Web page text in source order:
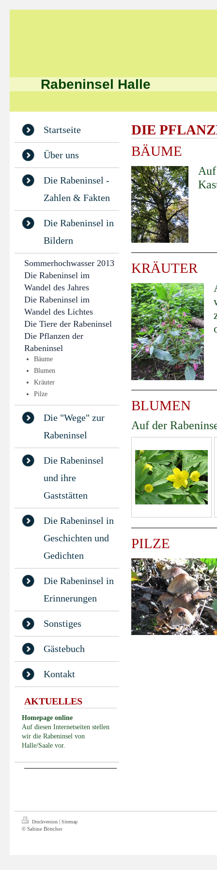
Rabeninsel Halle
Startseite
Über uns
Die Rabeninsel -
Zahlen & Fakten
Die Rabeninsel in
Bildern
Sommerhochwasser 2013
Die Rabeninsel im
Wandel des Jahres
Die Rabeninsel im
Wandel des Lichtes
Die Tiere der Rabeninsel
Die Pflanzen der
Rabeninsel
Bäume
Blumen
Kräuter
Pilze
Die "Wege" zur
Rabeninsel
Die Rabeninsel
und ihre
Gaststätten
Die Rabeninsel in
Geschichten und
Gedichten
Die Rabeninsel in
Erinnerungen
Sonstiges
Gästebuch
Kontakt
AKTUELLES
Homepage online
Auf diesen Internetseiten stellen
wir die Rabeninsel von
Halle/Saale vor.
DIE
BÄUME
KRÄUTER
BLUMEN
Auf der
PILZE
Druckversion | Sitemap
© Sabine Böttcher